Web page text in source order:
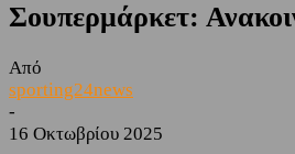
Σουπερμάρκετ:
Από
sporting24news
-
16 Οκτωβρίου 2025